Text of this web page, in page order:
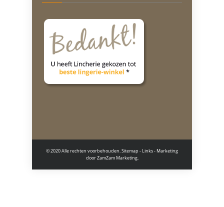
© 2020 Alle rechten voorbehouden.Sitemap - Links- Marketing
doorZamZam Marketing.